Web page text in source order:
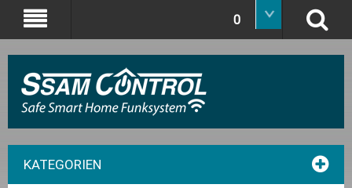
0
KATEGORIEN